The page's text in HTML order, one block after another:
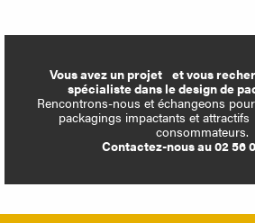
Vous avez un projet et vous
spécialiste dans le design de
Rencontrons-nous et échangeons
packagings impactants et
consommateurs.
Contactez-nous au 02 56